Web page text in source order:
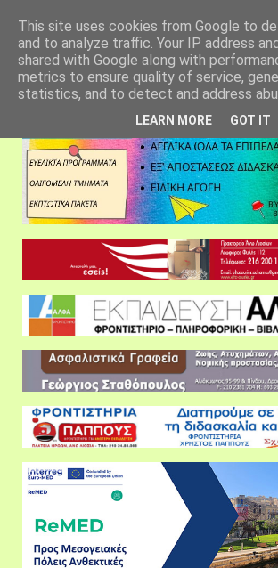
This site uses cookies from Google to
and to analyze traffic. Your IP address
shared with Google along with
metrics to ensure quality of service,
statistics, and to detect and address
LEARN MORE GOT IT